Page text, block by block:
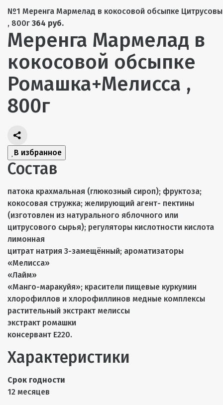
№1 Меренга Мармелад в кокосовой обсыпке
, 800г 364 руб.
Меренга Мармелад в
кокосовой обсыпке
Ромашка+Мелисса ,
800г
В избранное
Состав
патока крахмальная (глюкозный сироп); фруктоза;
кокосовая стружка; желирующий агент- пектины
(изготовлен из натурального яблочного или
цитрусового сырья); регуляторы кислотности кислота
лимонная
цитрат натрия 3-замещённый; ароматизаторы
«Мелисса»
«Лайм»
«Манго-маракуйя»; красители пищевые куркумин
хлорофиллов и хлорофиллинов медные комплексы
растительный экстракт мелиссы
экстракт ромашки
консервант Е220.
Характеристики
Срок годности
12 месяцев